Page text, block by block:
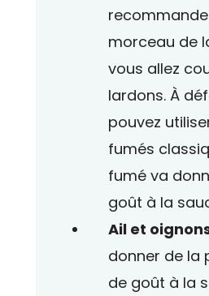
morceau de
vous allez
lardons. À
pouvez
fumés
fumé va
goût à la
Ail et
donner de la
de goût à la